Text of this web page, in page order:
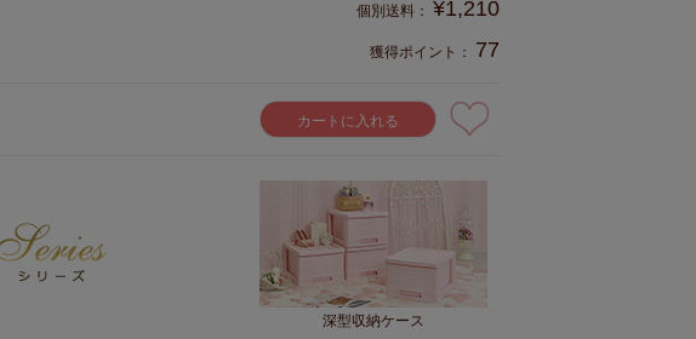
¥1,210
獲得ポイント： 77
カートに入れる
深型収納ケース